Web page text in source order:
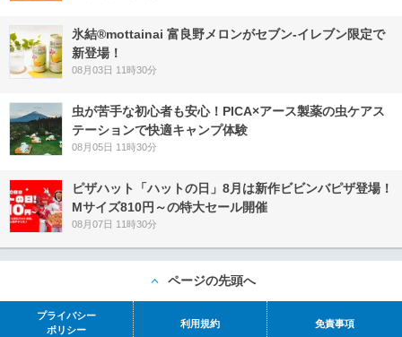
氷結®mottainai 富良野メロンがセブン‐イレブン限定で
新登場！
08月03日 11時30分
虫が苦手な初心者も安心！PICA×アース製薬の虫ケアス
テーションで快適キャンプ体験
08月05日 11時30分
ピザハット「ハットの日」8月は新作ビビンバピザ登場！
Mサイズ810円～の特大セール開催
08月07日 11時30分
ページの先頭へ
プライバシー
ポリシー
利用規約 免責事項